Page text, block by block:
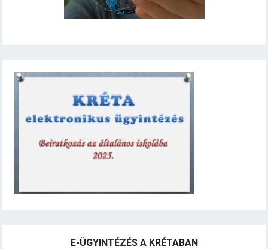
E-ÜGYINTÉZÉS A KRÉTABAN